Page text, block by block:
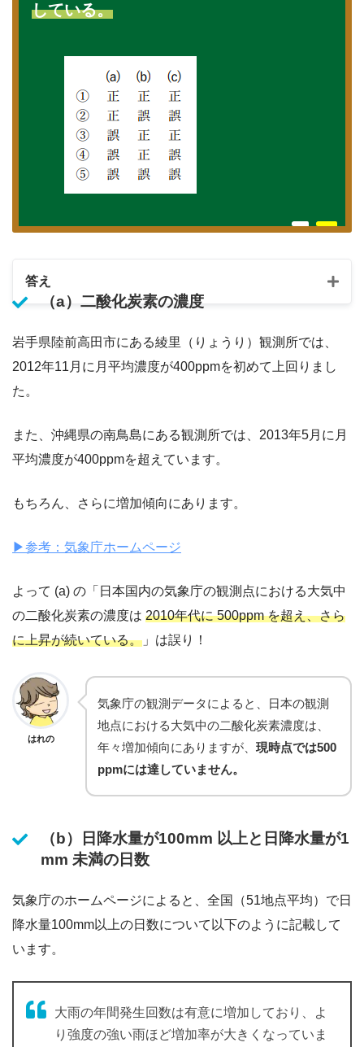
している。
答え
（a）二酸化炭素の濃度
岩手県陸前高田市にある綾里（りょうり）観測所では、
2012年11月に月平均濃度が400ppmを初めて上回りまし
た。
また、沖縄県の南鳥島にある観測所では、2013年5月に月
平均濃度が400ppmを超えています。
もちろん、さらに増加傾向にあります。
▶︎参考：気象庁ホームページ
よって (a) の「日本国内の気象庁の観測点における大気中
の二酸化炭素の濃度は 2010年代に 500ppm を超え、さら
に上昇が続いている。 」は誤り！
はれの
気象庁の観測データによると、日本の観測
地点における大気中の二酸化炭素濃度は、
年々増加傾向にありますが、 現時点では500
ppmには達していません。
（b）日降水量が100mm 以上と日降水量が1
mm 未満の日数
気象庁のホームページによると、全国（51地点平均）で日
降水量100mm以上の日数について以下のように記載して
います。
大雨の年間発生回数は有意に増加しており、よ
り強度の強い雨ほど増加率が大きくなっていま